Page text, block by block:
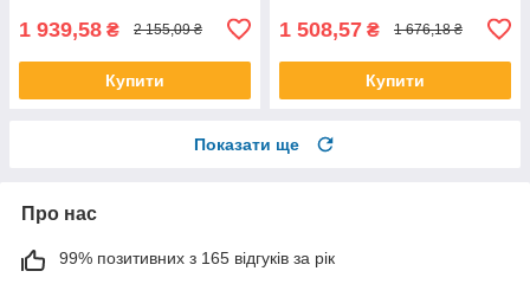
1 939,58 ₴ 2 155,09 ₴
Купити
1 508,57 ₴ 1 676,18 ₴
Купити
Показати ще
Про нас
99% позитивних з 165 відгуків за рік